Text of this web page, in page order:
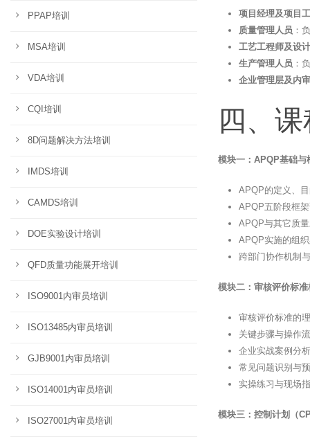
项目经理及项目
质量管理人员 ：
工艺工程师及设
生产管理人员 ：
企业管理层及内
四、
模块一：APQP基础与
APQP的定义、
APQP五阶段框
APQP与其它质
APQP实施的组
跨部门协作机制
模块二：审核评价标
审核评价标准的
关键步骤与操作
企业实战案例分
常见问题识别与
实操练习与现场
模块三：控制计划（
PPAP培训
MSA培训
VDA培训
CQI培训
8D问题解决方法培训
IMDS培训
CAMDS培训
DOE实验设计培训
QFD质量功能展开培训
ISO9001内审员培训
ISO13485内审员培训
GJB9001内审员培训
ISO14001内审员培训
ISO27001内审员培训